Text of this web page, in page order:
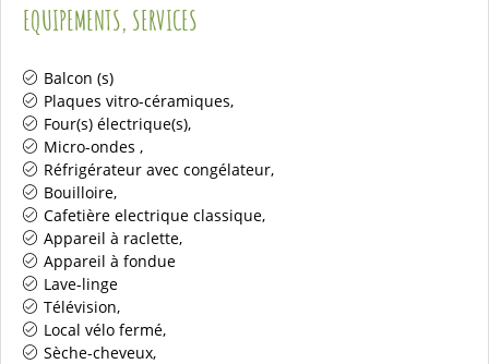
EQUIPEMENTS, SERVICES
Balcon (s)
Plaques vitro-céramiques
Four(s) électrique(s)
Micro-ondes
Réfrigérateur avec congélateur
Bouilloire
Cafetière electrique classique
Appareil à raclette
Appareil à fondue
Lave-linge
Télévision
Local vélo fermé
Sèche-cheveux